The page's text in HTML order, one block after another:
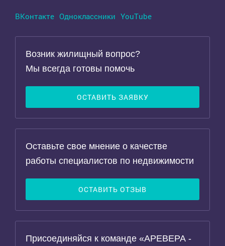
ВКонтакте Одноклассники YouTube
Возник жилищный вопрос?
Мы всегда готовы помочь
ОСТАВИТЬ ЗАЯВКУ
Оставьте свое мнение о качестве
работы специалистов по недвижимости
ОСТАВИТЬ ОТЗЫВ
Присоединяйся к команде «АРЕВЕРА -